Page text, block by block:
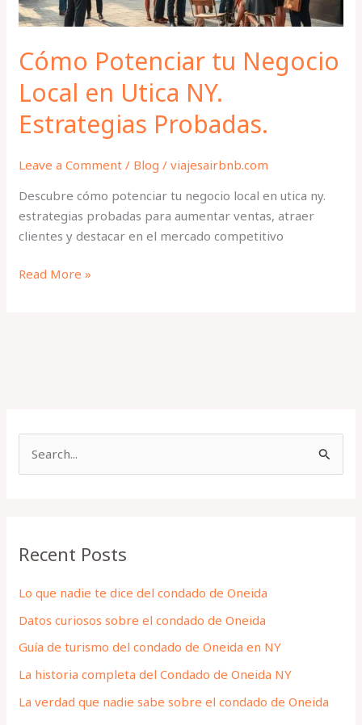
Cómo Potenciar tu Negocio
Local en Utica NY.
Estrategias Probadas.
Leave a Comment / Blog /viajesairbnb.com
Descubre cómo potenciar tu negocio local en utica ny.
estrategias probadas para aumentar ventas, atraer
clientes y destacar en el mercado competitivo
Estrategias
Probadas.
Read More »
c
f
o
r
:
Recent Posts
Lo que nadie te dice del condado de Oneida
Datos curiosos sobre el condado de Oneida
Guía de turismo del condado de Oneida en NY
La historia completa del Condado de Oneida NY
La verdad que nadie sabe sobre el condado de Oneida